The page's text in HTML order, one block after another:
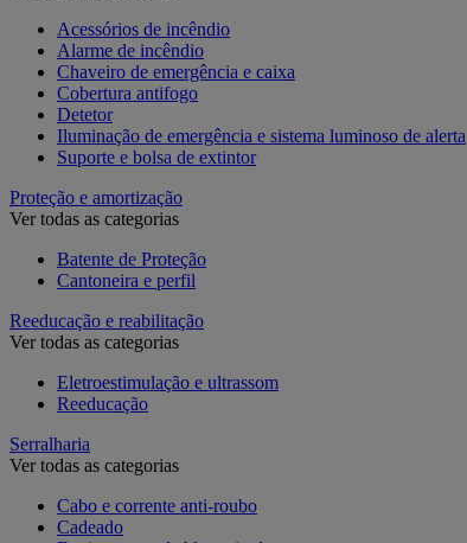
Acessórios de incêndio
Alarme de incêndio
Chaveiro de emergência e caixa
Cobertura antifogo
Detetor
Iluminação de emergência e sistema luminoso de alerta
Suporte e bolsa de extintor
Proteção e amortização
Ver todas as categorias
Batente de Proteção
Cantoneira e perfil
Reeducação e reabilitação
Ver todas as categorias
Eletroestimulação e ultrassom
Reeducação
Serralharia
Ver todas as categorias
Cabo e corrente anti-roubo
Cadeado